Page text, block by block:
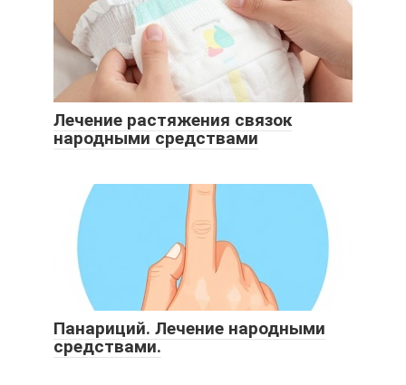
Лечение растяжения связок
народными средствами
Панариций. Лечение народными
средствами.